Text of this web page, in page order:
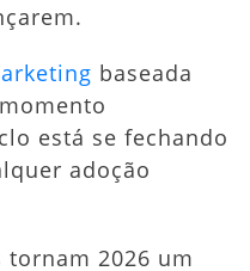
baseada
está se fechando
adoção
2026 um